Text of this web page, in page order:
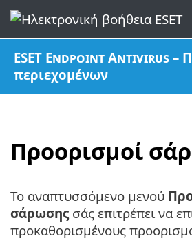
ESET Endpoint Antivirus –
περιεχομένων
Προορισμοί
Το αναπτυσσόμενο μενού
σάρωσης σάς επιτρέπει να
προκαθορισμένους